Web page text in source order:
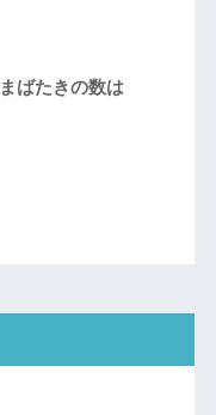
ばたきの数は